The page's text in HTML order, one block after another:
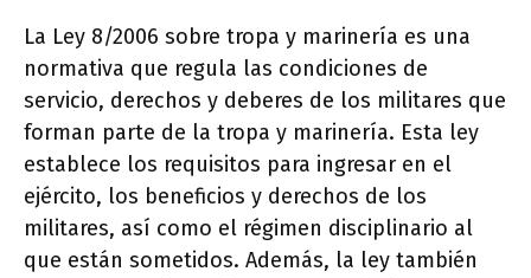
La Ley 8/2006 sobre tropa y marinería es una
normativa que regula las condiciones de
servicio, derechos y deberes de los militares que
forman parte de la tropa y marinería. Esta ley
establece los requisitos para ingresar en el
ejército, los beneficios y derechos de los
militares, así como el régimen disciplinario al
que están sometidos. Además, la ley también